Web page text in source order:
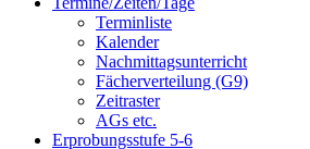
Terminliste
Kalender
Nachmittagsunterricht
Fächerverteilung (G9)
Zeitraster
AGs etc.
Erprobungsstufe 5-6